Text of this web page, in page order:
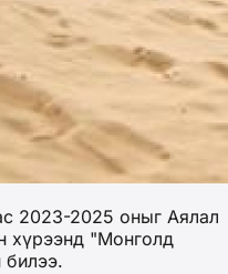
2023-2025 оныг Аялал
хүрээнд "Монголд
билээ.